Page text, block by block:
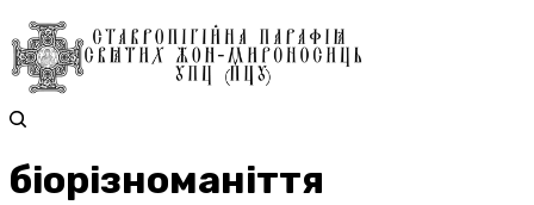
біорізноманіття